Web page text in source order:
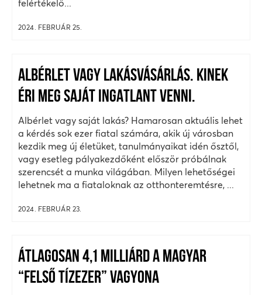
felértékelő...
2024. FEBRUÁR 25.
ALBÉRLET VAGY LAKÁSVÁSÁRLÁS. KINEK
ÉRI MEG SAJÁT INGATLANT VENNI.
Albérlet vagy saját lakás? Hamarosan aktuális lehet
a kérdés sok ezer fiatal számára, akik új városban
kezdik meg új életüket, tanulmányaikat idén ősztől,
vagy esetleg pályakezdőként először próbálnak
szerencsét a munka világában. Milyen lehetőségei
lehetnek ma a fiataloknak az otthonteremtésre, ...
2024. FEBRUÁR 23.
ÁTLAGOSAN 4,1 MILLIÁRD A MAGYAR
“FELSŐ TÍZEZER” VAGYONA